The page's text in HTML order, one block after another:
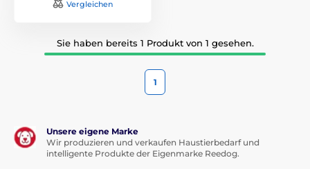
Vergleichen
Sie haben bereits 1 Produkt von 1 gesehen.
1
Unsere eigene Marke
Wir produzieren und verkaufen Haustierbedarf und
intelligente Produkte der Eigenmarke Reedog.